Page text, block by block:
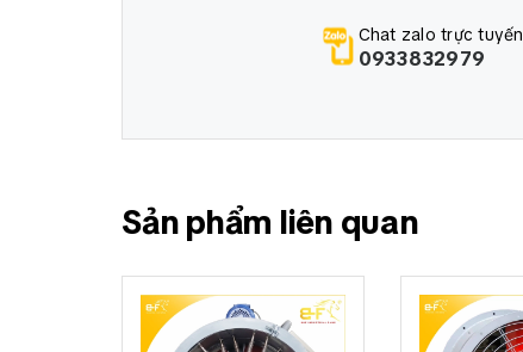
Chat zalo trực tuyến
0933832979
Sản phẩm liên quan